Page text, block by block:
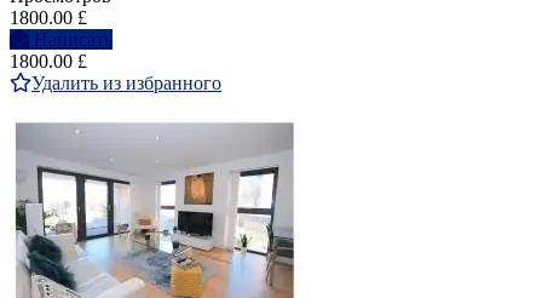
1800.00 £
Написать
1800.00 £
Удалить из избранного